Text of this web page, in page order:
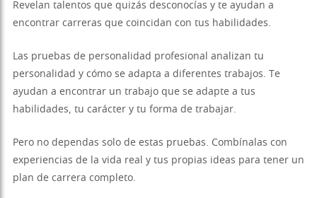
Revelan talentos que quizás desconocías y te ayudan a
encontrar carreras que coincidan con tus habilidades.
Las pruebas de personalidad profesional analizan tu
personalidad y cómo se adapta a diferentes trabajos. Te
ayudan a encontrar un trabajo que se adapte a tus
habilidades, tu carácter y tu forma de trabajar.
Pero no dependas solo de estas pruebas. Combínalas con
experiencias de la vida real y tus propias ideas para tener un
plan de carrera completo.